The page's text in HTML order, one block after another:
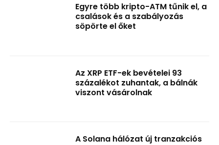
Egyre több kripto-ATM tűnik el, a
csalások és a szabályozás
söpörte el őket
Az XRP ETF-ek bevételei 93
százalékot zuhantak, a bálnák
viszont vásárolnak
A Solana hálózat új tranzakciós